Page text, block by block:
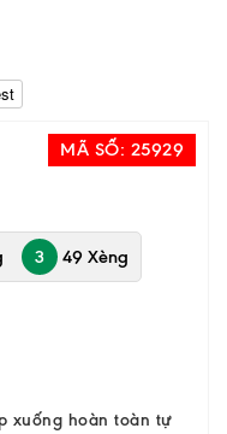
MÃ SỐ: 25929
3 49 Xèng
xuống hoàn toàn tự